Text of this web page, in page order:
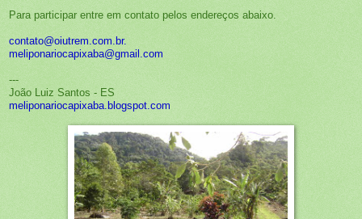
Para participar entre em contato pelos endereços abaixo.
contato@oiutrem.com.br.
meliponariocapixaba@gmail.com
---
João Luiz Santos - ES
meliponariocapixaba.blogspot. com